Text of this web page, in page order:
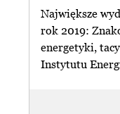
Największe
rok 2019:
energetyki,
Instytutu